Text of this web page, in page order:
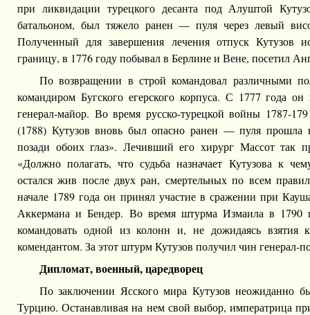
при ликвидации турецкого десанта под Алуштой
батальоном, был тяжело ранен — пуля через левый
Полученный для завершения лечения отпуск Кутузов
границу, в 1776 году побывал в Берлине и Вене, посетил
По возвращении в строй командовал различными
командиром Бугского егерского корпуса. С 1777 года
генерал-майор. Во время русско-турецкой войны 1787-
(1788) Кутузов вновь был опасно ранен — пуля прошла
позади обоих глаз». Лечивший его хирург Массот так
«Должно полагать, что судьба назначает Кутузова к
остался жив после двух ран, смертельных по всем
начале 1789 года он принял участие в сражении при
Аккермана и Бендер. Во время штурма Измаила в 1790
командовать одной из колонн и, не дожидаясь взятия
комендантом. За этот штурм Кутузов получил чин генерал-
Дипломат, военный, царедворец
По заключении Ясского мира Кутузов неожиданно
Турцию. Останавливая на нем свой выбор, императрица